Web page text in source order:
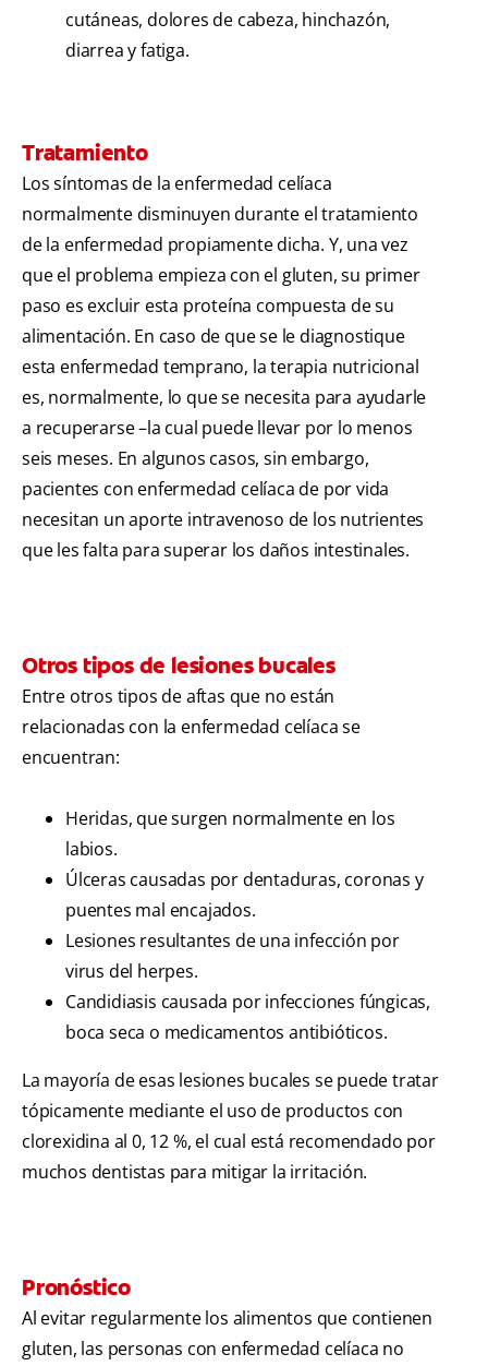
cutáneas, dolores de cabeza, hinchazón,
diarrea y fatiga.
Tratamiento
Los síntomas de la enfermedad celíaca
normalmente disminuyen durante el tratamiento
de la enfermedad propiamente dicha. Y, una vez
que el problema empieza con el gluten, su primer
paso es excluir esta proteína compuesta de su
alimentación. En caso de que se le diagnostique
esta enfermedad temprano, la terapia nutricional
es, normalmente, lo que se necesita para ayudarle
a recuperarse –la cual puede llevar por lo menos
seis meses. En algunos casos, sin embargo,
pacientes con enfermedad celíaca de por vida
necesitan un aporte intravenoso de los nutrientes
que les falta para superar los daños intestinales.
Otros tipos de lesiones bucales
Entre otros tipos de aftas que no están
relacionadas con la enfermedad celíaca se
encuentran:
Heridas, que surgen normalmente en los
labios.
Úlceras causadas por dentaduras, coronas y
puentes mal encajados.
Lesiones resultantes de una infección por
virus del herpes.
Candidiasis causada por infecciones fúngicas,
boca seca o medicamentos antibióticos.
La mayoría de esas lesiones bucales se puede tratar
tópicamente mediante el uso de productos con
clorexidina al 0, 12 %, el cual está recomendado por
muchos dentistas para mitigar la irritación.
Pronóstico
Al evitar regularmente los alimentos que contienen
gluten, las personas con enfermedad celíaca no